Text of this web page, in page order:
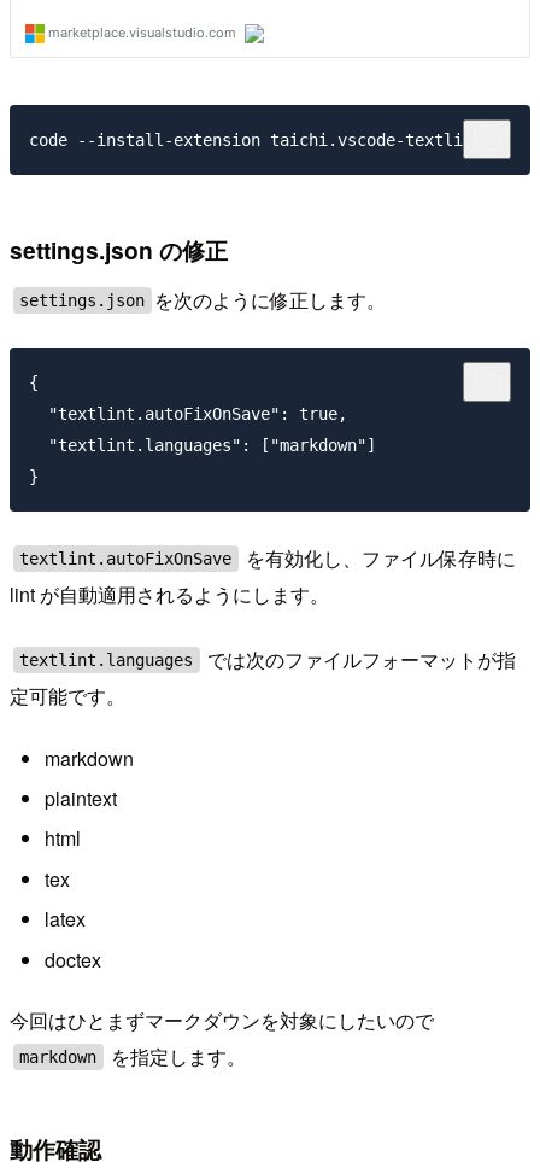
settings.json の修正
settings.json を次のように修正します。
{
  "textlint.autoFixOnSave": true,
  "textlint.languages": ["markdown"]
textlint.autoFixOnSave
を有効化し、ファイル保存時に
lint が自動適用されるようにします。
textlint.languages
では次のファイルフォーマットが指
定可能です。
markdown
plaintext
html
tex
latex
doctex
今回はひとまずマークダウンを対象にしたいので
markdown を指定します。
動作確認